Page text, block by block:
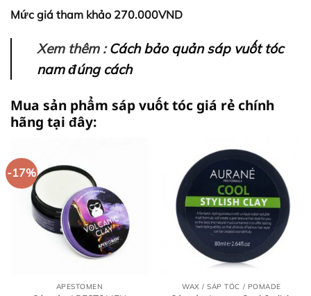
Mức giá tham khảo 270.000VND
Xem thêm :Cách bảo quản sáp vuốt tóc
nam đúng cách
Mua sản phẩm sáp vuốt tóc giá rẻ chính
hãng tại đây:
-17%
APESTOMEN WAX / SÁP TÓC / POMADE